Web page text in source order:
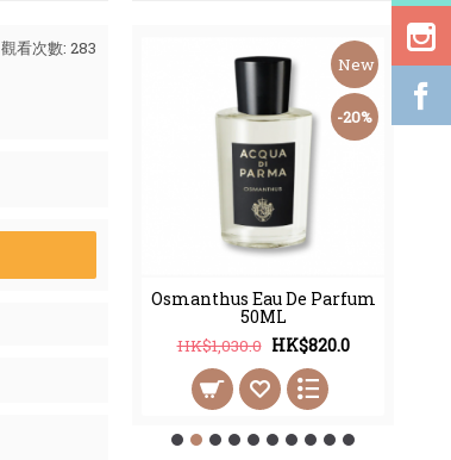
New
-20%
Osmanthus Eau De Parfum
50ML
HK$1,030.0 HK$820.0
觀看次數: 283